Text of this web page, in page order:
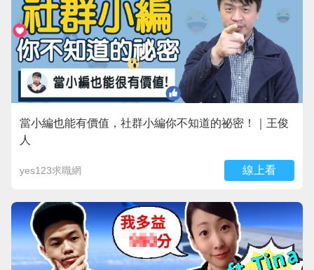
當小編也能有價值，社群小編你不知道的祕密！｜王俊
人
yes123求職網 線上看